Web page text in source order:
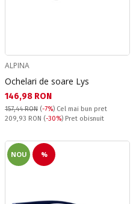
ALPINA
Ochelari de soare Lys
Текуща цена:
146,98 RON
157,44 RON (-7%) Cel mai bun pret
Pret obisnuit:
209,93 RON (-30%) Pret obisnuit
NOU %